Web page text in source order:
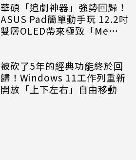
華碩「追劇神器」強勢回歸！
ASUS Pad簡單動手玩 12.2吋
雙層OLED帶來極致「Me
被砍了5年的經典功能終於回
歸！Windows 11工作列重新
開放「上下左右」自由移動